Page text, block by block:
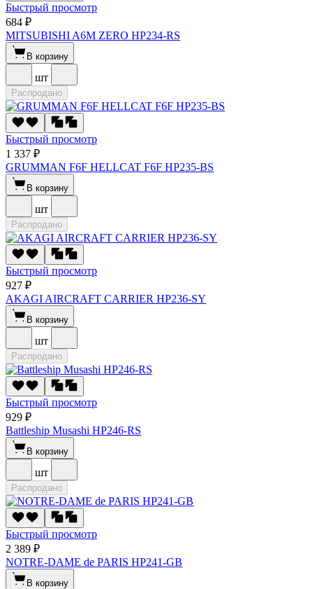
Быстрый просмотр
684 ₽
MITSUBISHI A6M ZERO HP234-RS
В корзину
шт
Распродано
Быстрый просмотр
1 337 ₽
GRUMMAN F6F HELLCAT F6F HP235-BS
В корзину
шт
Распродано
Быстрый просмотр
927 ₽
AKAGI AIRCRAFT CARRIER HP236-SY
В корзину
шт
Распродано
Быстрый просмотр
929 ₽
Battleship Musashi HP246-RS
В корзину
шт
Распродано
Быстрый просмотр
2 389 ₽
NOTRE-DAME de PARIS HP241-GB
В корзину